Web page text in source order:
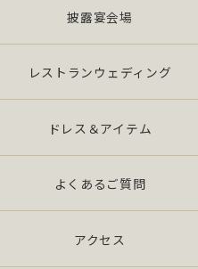
人情報保護マネジメント
拠したマネジメン トシ
の下で行います。
2.個人情報の適切な取扱
当社は、個人情報の取扱
2006 の要求事項、法令
年 4 月施行）（以下、「
法人全日本冠婚葬祭互助
の規範を遵守いたします
披露宴会場
レストランウェディング
ドレス＆アイテム
よくあるご質問
アクセス